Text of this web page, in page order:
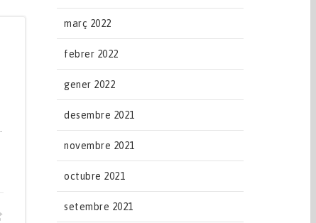
març 2022
febrer 2022
gener 2022
desembre 2021
novembre 2021
octubre 2021
setembre 2021